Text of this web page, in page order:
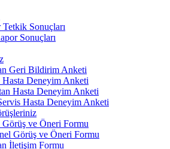
Sonuçları
Sonuçları
Geri Bildirim Anketi
Hasta Deneyim Anketi
Hasta Deneyim Anketi
Hasta Deneyim Anketi
Görüş ve Öneri Formu
Görüş ve Öneri Formu
İletişim Formu